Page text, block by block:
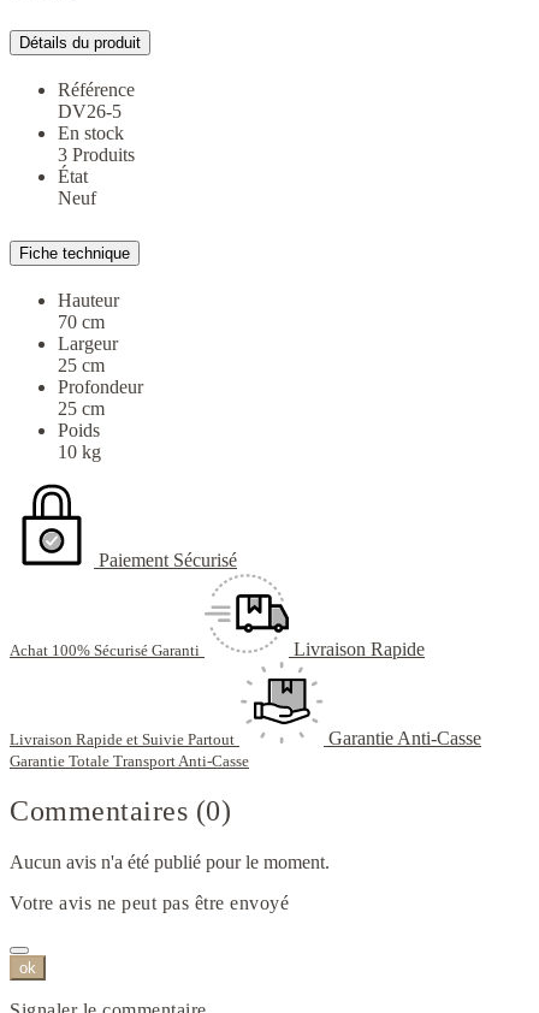
Détails du produit
Référence
DV26-5
En stock
3 Produits
État
Neuf
Fiche technique
Hauteur
70 cm
Largeur
25 cm
Profondeur
25 cm
Poids
10 kg
Paiement Sécurisé
Achat 100% Sécurisé Garanti Livraison Rapide
Livraison Rapide et Suivie Partout Garantie Anti-Casse
Garantie Totale Transport Anti-Casse
Commentaires (0)
Aucun avis n'a été publié pour le moment.
Votre avis ne peut pas être envoyé
ok